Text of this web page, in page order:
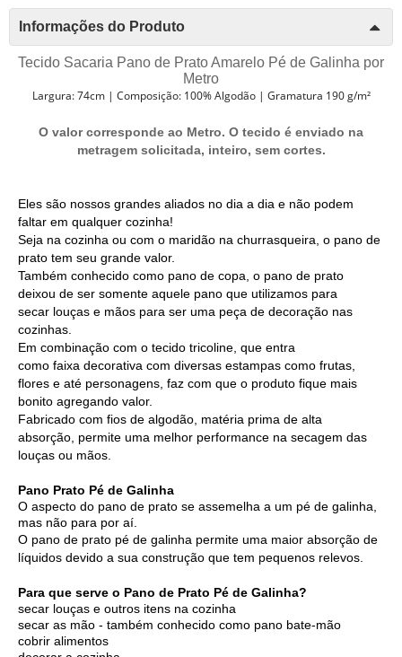
Informações do Produto
Tecido Sacaria Pano de Prato Amarelo Pé de Galinha por
Metro
Largura: 74cm | Composição: 100% Algodão | Gramatura 190 g/m²
O valor corresponde ao Metro. O tecido é enviado na
metragem solicitada, inteiro, sem cortes.
Eles são nossos grandes aliados no dia a dia e não podem
faltar em qualquer cozinha!
Seja na cozinha ou com o maridão na churrasqueira, o pano de
prato tem seu grande valor.
Também conhecido como pano de copa, o pano de prato
deixou de ser somente aquele pano que utilizamos para
secar louças e mãos para ser uma peça de decoração nas
cozinhas.
Em combinação com o tecido tricoline , que entra
como faixa decorativa com diversas estampas como frutas,
flores e até personagens, faz com que o produto fique mais
bonito agregando valor.
Fabricado com fios de algodão, matéria prima de alta
absorção, permite uma melhor performance na secagem das
louças ou mãos.
Pano Prato Pé de Galinha
O aspecto do pano de prato se assemelha a um pé de galinha,
mas não para por aí.
O pano de prato pé de galinha permite uma maior absorção de
líquidos devido a sua construção que tem pequenos relevos.
Para que serve o Pano de Prato Pé de Galinha?
secar louças e outros itens na cozinha
secar as mão - também conhecido como pano bate-mão
cobrir alimentos